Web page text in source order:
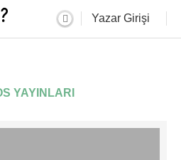
Yazar Girişi
YAYINLARI